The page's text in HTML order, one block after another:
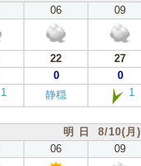
06 09
22 27
0 0
1 静穏 1
明 日 8/10(月)
06 09